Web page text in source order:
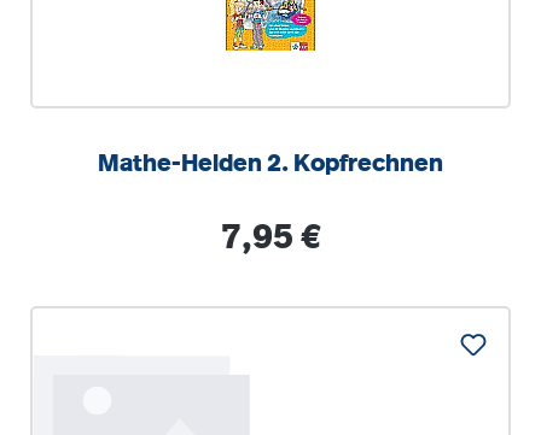
Mathe-Helden 2. Kopfrechnen
Regulärer Preis:
7,95 €